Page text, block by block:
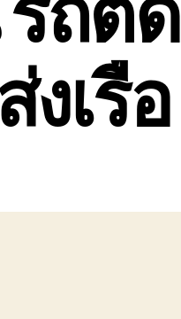
เรือ